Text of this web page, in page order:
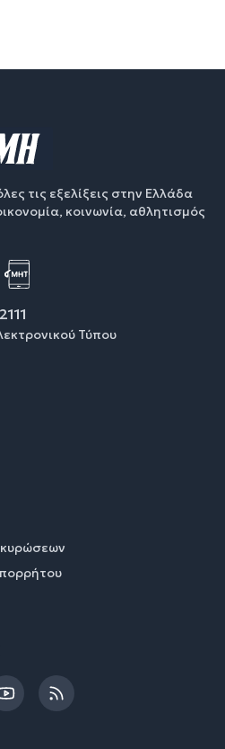
τις εξελίξεις στην Ελλάδα
κοινωνία, αθλητισμός
Τύπου
YouTubeRSS